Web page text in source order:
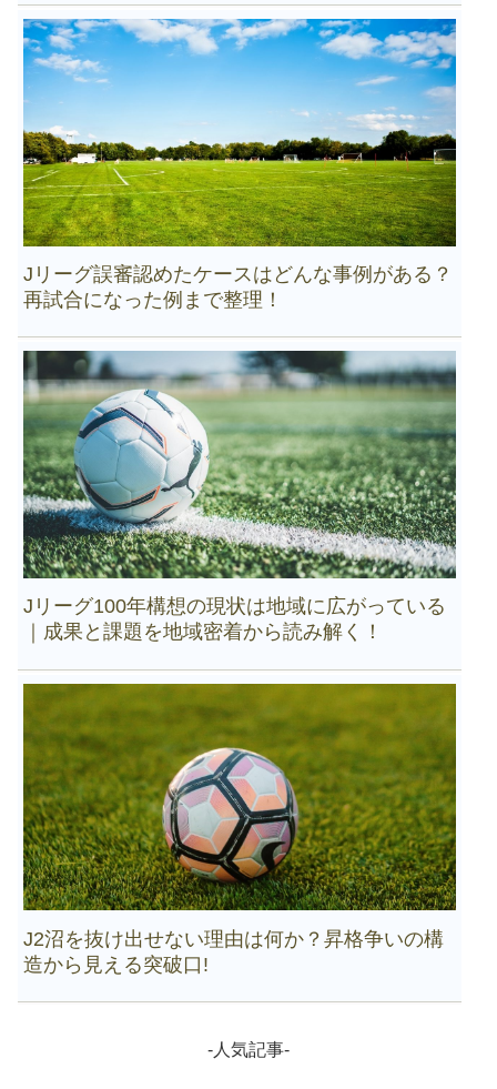
Jリーグ誤審認めたケースはどんな事例がある？
再試合になった例まで整理！
Jリーグ100年構想の現状は地域に広がっている
｜成果と課題を地域密着から読み解く！
J2沼を抜け出せない理由は何か？昇格争いの構
造から見える突破口!
-人気記事-